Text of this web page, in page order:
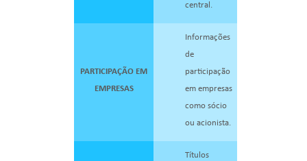
central.
PARTICIPAÇÃO EM
EMPRESAS
Informações
de
participação
em empresas
como sócio
ou acionista.
Títulos